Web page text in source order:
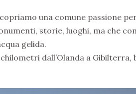
una comune passione
storie, luoghi, ma che
gelida.
dall’Olanda a